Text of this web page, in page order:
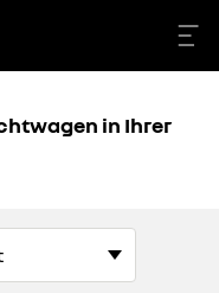
in Ihrer